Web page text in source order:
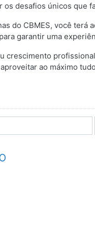
desafios únicos que
do CBMES, você
garantir uma
crescimento
ao máximo